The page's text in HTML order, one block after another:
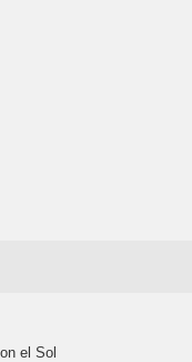
el Sol